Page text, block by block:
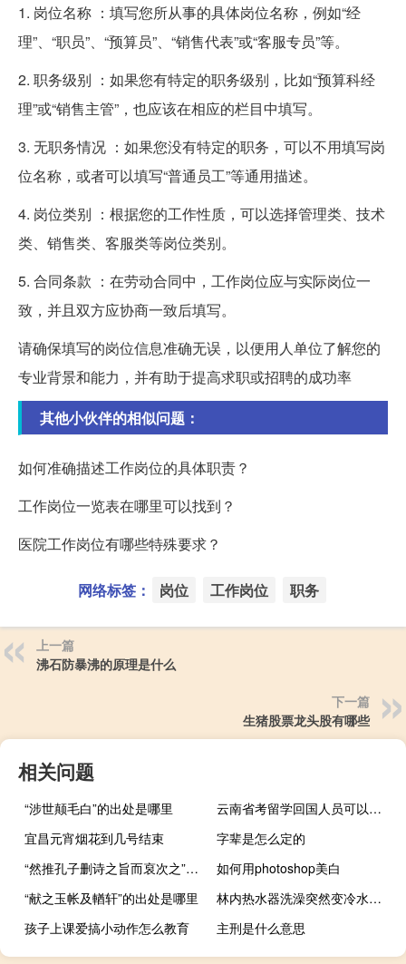
1. 岗位名称 ：填写您所从事的具体岗位名称，例如“经
理”、“职员”、“预算员”、“销售代表”或“客服专员”等。
2. 职务级别 ：如果您有特定的职务级别，比如“预算科经
理”或“销售主管”，也应该在相应的栏目中填写。
3. 无职务情况 ：如果您没有特定的职务，可以不用填写岗
位名称，或者可以填写“普通员工”等通用描述。
4. 岗位类别 ：根据您的工作性质，可以选择管理类、技术
类、销售类、客服类等岗位类别。
5. 合同条款 ：在劳动合同中，工作岗位应与实际岗位一
致，并且双方应协商一致后填写。
请确保填写的岗位信息准确无误，以便用人单位了解您的
专业背景和能力，并有助于提高求职或招聘的成功率
其他小伙伴的相似问题：
如何准确描述工作岗位的具体职责？
工作岗位一览表在哪里可以找到？
医院工作岗位有哪些特殊要求？
网络标签： 岗位 工作岗位 职务
上一篇
沸石防暴沸的原理是什么
下一篇
生猪股票龙头股有哪些
相关问题
“涉世颠毛白”的出处是哪里
云南省考留学回国人员可以报考哪些职位
宜昌元宵烟花到几号结束
字辈是怎么定的
“然推孔子删诗之旨而裒次之”的出处是哪里
如何用photoshop美白
“献之玉帐及輶轩”的出处是哪里
林内热水器洗澡突然变冷水（林内维修）
孩子上课爱搞小动作怎么教育
主刑是什么意思